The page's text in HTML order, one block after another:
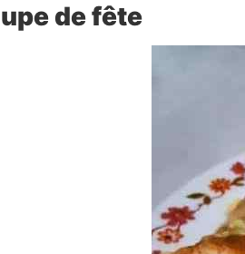
de fête